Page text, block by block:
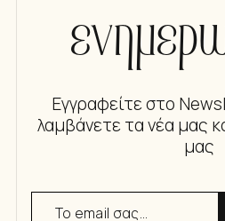
Εγγραφείτε στο
λαμβάνετε τα νέα μας
μας